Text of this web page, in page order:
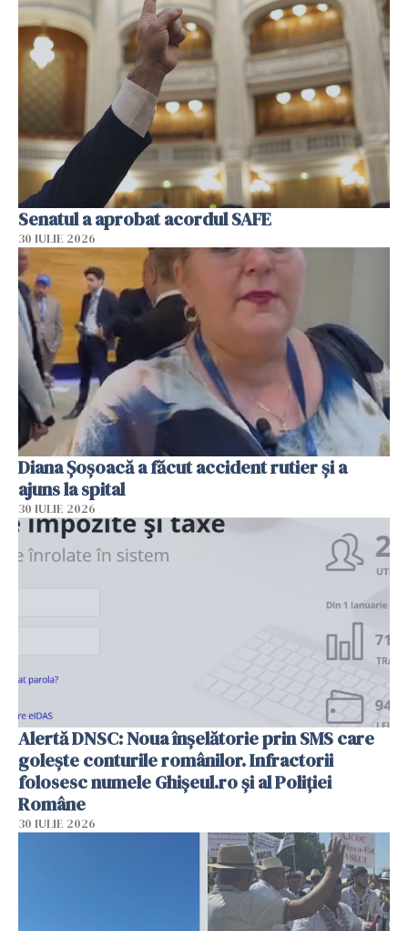
Senatul a aprobat acordul SAFE
30 IULIE 2026
Diana Șoșoacă a făcut accident rutier și a
ajuns la spital
30 IULIE 2026
Alertă DNSC: Noua înșelătorie prin SMS care
golește conturile românilor. Infractorii
folosesc numele Ghișeul.ro și al Poliției
Române
30 IULIE 2026